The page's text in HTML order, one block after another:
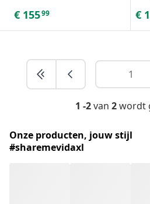
€ 15599 €
1 -2van 2wordt
Onze producten, jouw stijl
#sharemevidaxl